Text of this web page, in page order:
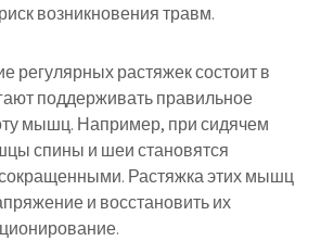
возникновения травм.
регулярных растяжек состоит в
поддерживать правильное
мышц. Например, при сидячем
спины и шеи становятся
Растяжка этих мышц
и восстановить их